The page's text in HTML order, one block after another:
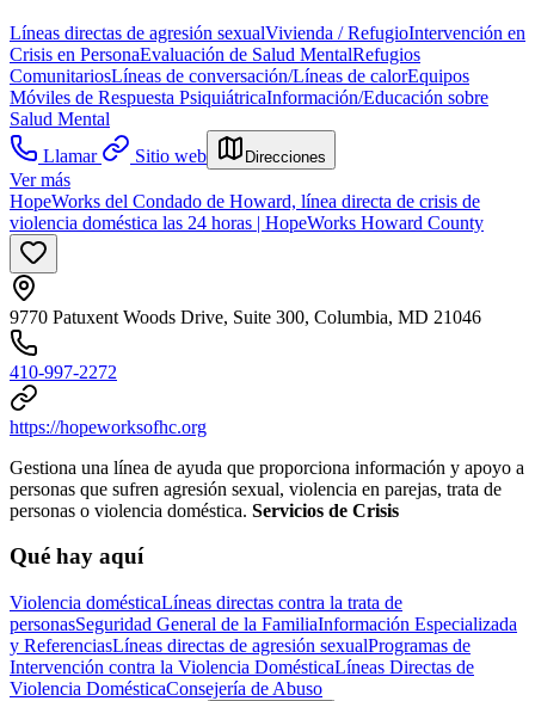
Líneas directas de agresión sexualVivienda / RefugioIntervención en
Crisis en PersonaEvaluación de Salud MentalRefugios
ComunitariosLíneas de conversación/Líneas de calorEquipos
Móviles de Respuesta PsiquiátricaInformación/Educación sobre
Salud Mental
Llamar
Sitio web Direcciones
Ver más
HopeWorks del Condado de Howard, línea directa de crisis de
violencia doméstica las 24 horas | HopeWorks Howard County
9770 Patuxent Woods Drive, Suite 300, Columbia, MD 21046
410-997-2272
https://hopeworksofhc.org
Gestiona una línea de ayuda que proporciona información y apoyo a
personas que sufren agresión sexual, violencia en parejas, trata de
personas o violencia doméstica. Servicios de Crisis
Qué hay aquí
Violencia domésticaLíneas directas contra la trata de
personasSeguridad General de la FamiliaInformación Especializada
y ReferenciasLíneas directas de agresión sexualProgramas de
Intervención contra la Violencia DomésticaLíneas Directas de
Violencia DomésticaConsejería de Abuso